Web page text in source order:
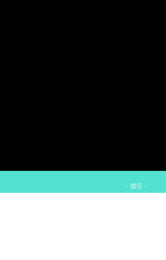
- 廣告 -